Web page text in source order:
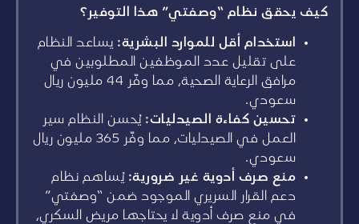
كيف يحقق نظام “وصفتي” هذا التوفير؟
استخدام أقل للموارد البشرية: يساعد النظام
على تقليل عدد الموظفين المطلوبين في
مرافق الرعاية الصحية، مما وفّر 44 مليون ريال
سعودي.
تحسين كفاءة الصيدليات: يُحسن النظام سير
العمل في الصيدليات، مما وفّر 365 مليون ريال
سعودي.
منع صرف أدوية غير ضرورية: يُساهم نظام
دعم القرار السريري الموجود ضمن “وصفتي”
في منع صرف أدوية لا يحتاجها مريض السكري،